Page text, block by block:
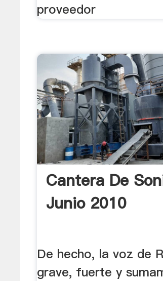
proveedor
Cantera De
Junio 2010
De hecho, la voz de
grave, fuerte y